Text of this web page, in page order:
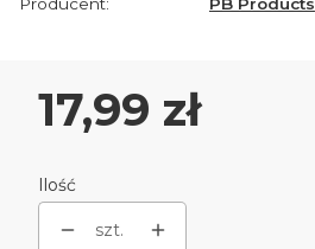
Cena
17,99 zł
Ilość
szt.